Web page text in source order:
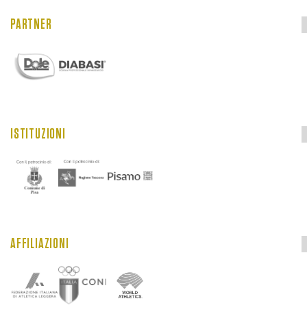
PARTNER
ISTITUZIONI
AFFILIAZIONI